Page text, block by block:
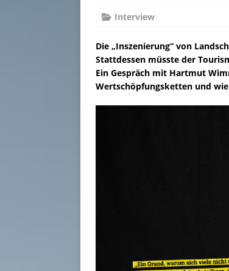
Interview
Die „Inszenierung“ von
Stattdessen müsste der
Ein Gespräch mit Hartmut
Wertschöpfungsketten und